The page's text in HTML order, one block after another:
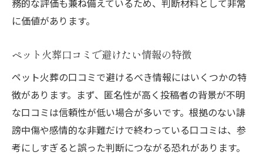
務的な評価も兼ね備えているため、判断材料として非常
に価値があります。
ペット火葬口コミで避けたい情報の特徴
ペット火葬の口コミで避けるべき情報にはいくつかの特
徴があります。まず、匿名性が高く投稿者の背景が不明
な口コミは信頼性が低い場合が多いです。根拠のない誹
謗中傷や感情的な非難だけで終わっている口コミは、参
考にしすぎると誤った判断につながる恐れがあります。